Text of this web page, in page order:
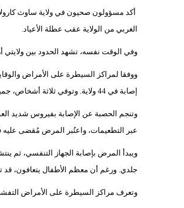
الغربي من الولاية عقب عطلة الأعياد.
وفي الوقت نفسه، تشهد الحدود بين ولايتي أريزونا
إصابة في 44 ولاية. وتوفي ثلاثة أشخاص، جميعهم غير مطعمين.
وتنجم الحصبة عن الإصابة بفيروس شديد
عبر التطعيمات، واعتُبر المرض مُقضى عليه في الولايات المتحدة منذ عام
ويبدأ المرض بإصابة الجهاز التنفسي، ثم
جلدي. ورغم أن معظم الأطفال يتعافون، قد
وتعرف مراكز السيطرة على الأمراض